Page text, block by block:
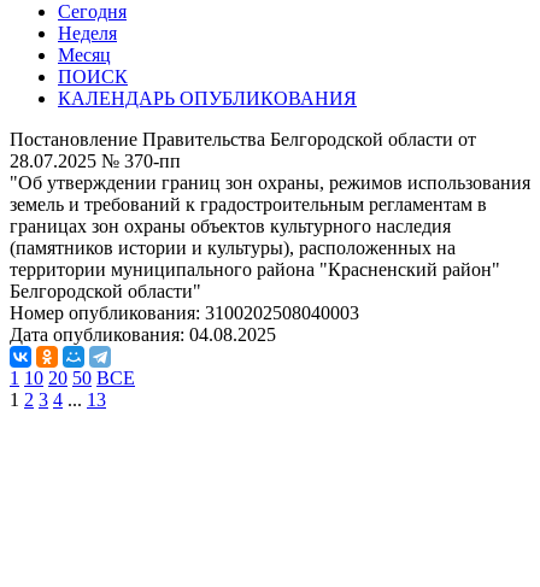
Сегодня
Неделя
Месяц
ПОИСК
КАЛЕНДАРЬ ОПУБЛИКОВАНИЯ
Постановление Правительства Белгородской области от
28.07.2025 № 370-пп
"Об утверждении границ зон охраны, режимов использования
земель и требований к градостроительным регламентам в
границах зон охраны объектов культурного наследия
(памятников истории и культуры), расположенных на
территории муниципального района "Красненский район"
Белгородской области"
Номер опубликования: 3100202508040003
Дата опубликования: 04.08.2025
1 10 20 50 ВСЕ
1 2 3 4 ... 13